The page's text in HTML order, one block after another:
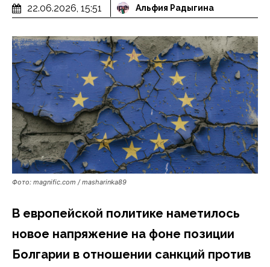
22.06.2026, 15:51 Альфия Радыгина
Фото: magnific.com / masharinka89
В европейской политике наметилось
новое напряжение на фоне позиции
Болгарии в отношении санкций против